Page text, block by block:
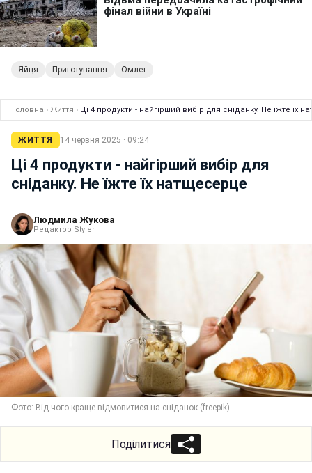
Яйця Приготування Омлет
Головна › Життя › Ці 4 продукти - найгірший вибір для сніданку. Не їжте їх
ЖИТТЯ 14 червня 2025 · 09:24
Ці 4 продукти - найгірший вибір для
сніданку. Не їжте їх натщесерце
Людмила Жукова
Редактор Styler
Фото: Від чого краще відмовитися на сніданок (freepik)
Поділитися